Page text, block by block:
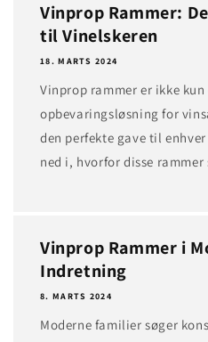
Vinprop Rammer:
til Vinelskeren
18. MARTS 2024
Vinprop rammer er ikke
opbevaringsløsning for
den perfekte gave til
ned i, hvorfor disse
Vinprop Rammer i
Indretning
8. MARTS 2024
Moderne familier søger